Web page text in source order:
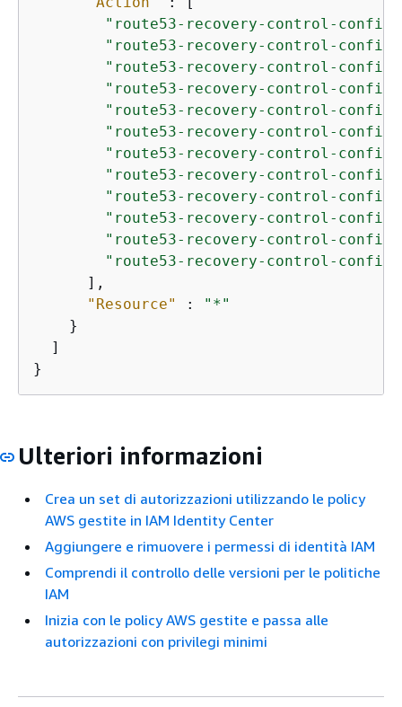
"route53-recovery-control-
"route53-recovery-control-
"route53-recovery-control-
"route53-recovery-control-
"route53-recovery-control-
"route53-recovery-control-
"route53-recovery-control-
"route53-recovery-control-
"route53-recovery-control-
"route53-recovery-control-
"route53-recovery-control-
"route53-recovery-control-
      ],
"Resource"
:
"*"
    }
  ]
}
Ulteriori informazioni
Crea un set di autorizzazioni utilizzando le policy
AWS gestite in IAM Identity Center
Aggiungere e rimuovere i permessi di identità IAM
Comprendi il controllo delle versioni per le politiche
IAM
Inizia con le policy AWS gestite e passa alle
autorizzazioni con privilegi minimi